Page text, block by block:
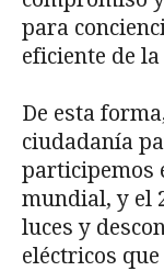
para
eficiente de
De esta
ciudadanía
participemos
mundial, y el
luces y
eléctricos